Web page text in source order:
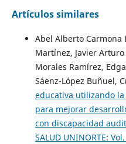
Artículos similares
Abel Alberto Carmona
Martínez, Javier
Morales Ramírez,
Sáenz-López Buñuel,
educativa utilizando
para mejorar
con discapacidad
SALUD UNINORTE: